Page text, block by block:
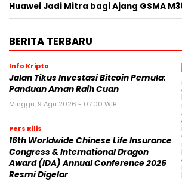
Huawei Jadi Mitra bagi Ajang GSMA
BERITA TERBARU
Info Kripto
Jalan Tikus Investasi Bitcoin Pemula:
Panduan Aman Raih Cuan
Minggu, 9 Agu 2026 - 07:00 WIB
Pers Rilis
16th Worldwide Chinese Life Insurance
Congress & International Dragon
Award (IDA) Annual Conference 2026
Resmi Digelar